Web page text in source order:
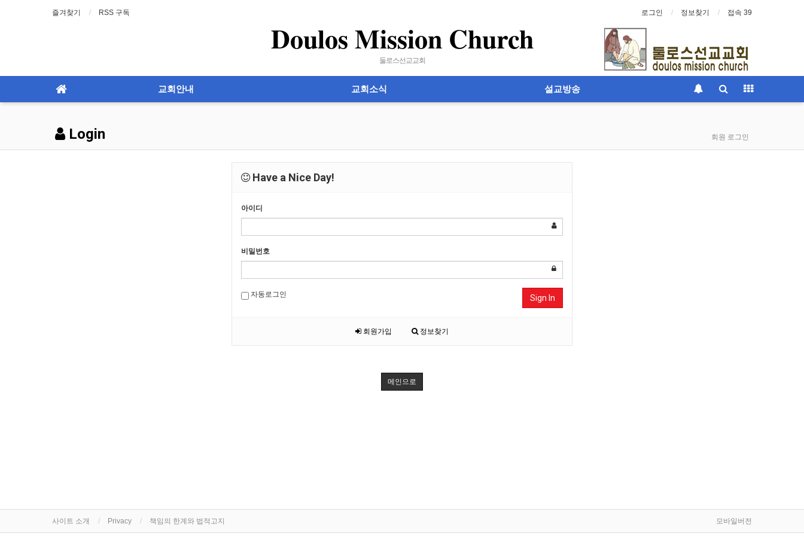
즐겨찾기 RSS 구독 로그인 정보찾기 접속 39
Doulos Mission Church
둘로스선교교회
교회안내 교회소식 설교방송
Login 회원 로그인
Have a Nice Day!
아이디
비밀번호
자동로그인 Sign In
회원가입 정보찾기
메인으로
사이트 소개 Privacy 책임의 한계와 법적고지 모바일버전